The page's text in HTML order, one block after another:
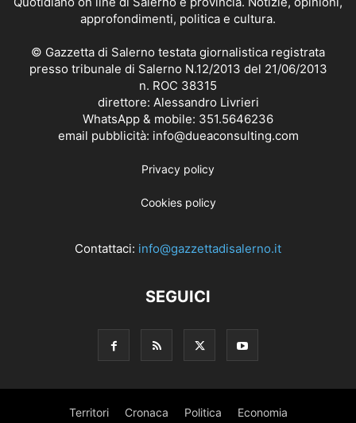
approfondimenti, politica e cultura.
© Gazzetta di Salerno testata giornalistica registrata
presso tribunale di Salerno N.12/2013 del 21/06/2013
n. ROC 38315
direttore: Alessandro Livrieri
WhatsApp & mobile: 351.5646236
email pubblicità: info@dueaconsulting.com
Privacy policy
Cookies policy
Contattaci: info@gazzettadisalerno.it
SEGUICI
Territori Cronaca Politica Economia